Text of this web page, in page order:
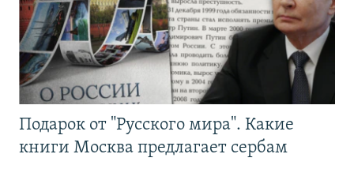
Подарок от "Русского мира". Какие
книги Москва предлагает сербам